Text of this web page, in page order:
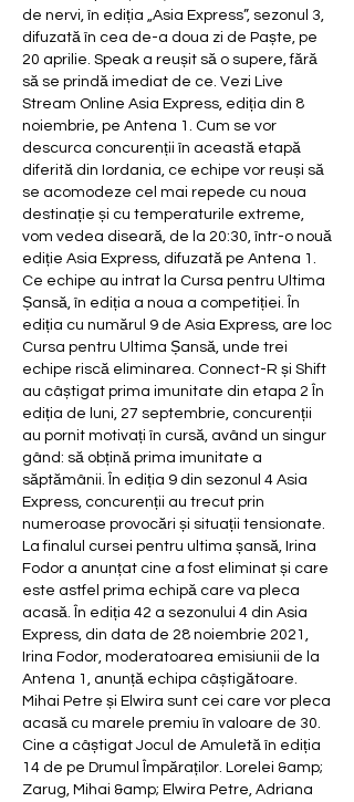
de nervi, în ediția „Asia Express”, sezonul 3,
difuzată în cea de-a doua zi de Paște, pe
20 aprilie. Speak a reușit să o supere, fără
să se prindă imediat de ce. Vezi Live
Stream Online Asia Express, ediția din 8
noiembrie, pe Antena 1. Cum se vor
descurca concurenții în această etapă
diferită din Iordania, ce echipe vor reuși să
se acomodeze cel mai repede cu noua
destinație și cu temperaturile extreme,
vom vedea diseară, de la 20:30, într-o nouă
ediție Asia Express, difuzată pe Antena 1.
Ce echipe au intrat la Cursa pentru Ultima
Șansă, în ediția a noua a competiției. În
ediția cu numărul 9 de Asia Express, are loc
Cursa pentru Ultima Șansă, unde trei
echipe riscă eliminarea. Connect-R și Shift
au câștigat prima imunitate din etapa 2 În
ediția de luni, 27 septembrie, concurenții
au pornit motivați în cursă, având un singur
gând: să obțină prima imunitate a
săptămânii. În ediția 9 din sezonul 4 Asia
Express, concurenții au trecut prin
numeroase provocări și situații tensionate.
La finalul cursei pentru ultima șansă, Irina
Fodor a anunțat cine a fost eliminat și care
este astfel prima echipă care va pleca
acasă. În ediția 42 a sezonului 4 din Asia
Express, din data de 28 noiembrie 2021,
Irina Fodor, moderatoarea emisiunii de la
Antena 1, anunță echipa câștigătoare.
Mihai Petre și Elwira sunt cei care vor pleca
acasă cu marele premiu în valoare de 30.
Cine a câștigat Jocul de Amuletă în ediția
14 de pe Drumul Împăraților. Lorelei &amp;
Zarug, Mihai &amp; Elwira Petre, Adriana